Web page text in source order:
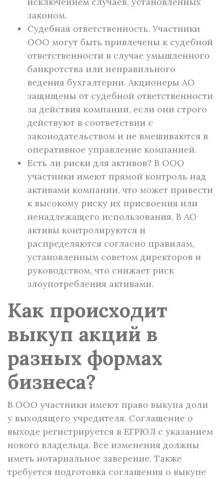
законом.
Судебная ответственность. Участники
ООО могут быть привлечены к судебной
ответственности в случае умышленного
банкротства или неправильного
ведения бухгалтерии. Акционеры АО
защищены от судебной ответственности
за действия компании, если они строго
действуют в соответствии с
законодательством и не вмешиваются в
оперативное управление компанией.
Есть ли риски для активов? В ООО
участники имеют прямой контроль над
активами компании, что может привести
к высокому риску их присвоения или
ненадлежащего использования. В АО
активы контролируются и
распределяются согласно правилам,
установленным советом директоров и
руководством, что снижает риск
злоупотребления активами.
Как происходит
выкуп акций в
разных формах
бизнеса?
В ООО участники имеют право выкупа доли
у выходящего учредителя. Соглашение о
выходе регистрируется в ЕГРЮЛ с указанием
нового владельца. Все изменения должны
иметь нотариальное заверение. Также
требуется подготовка соглашения о выкупе